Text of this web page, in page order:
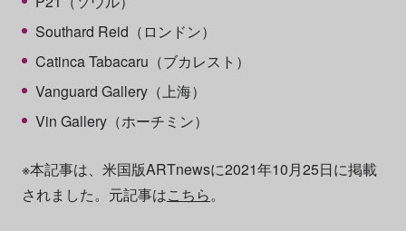
Southard Reid（ロンドン）
Catinca Tabacaru（ブカレスト）
Vanguard Gallery（上海）
Vin Gallery（ホーチミン）
※本記事は、米国版ARTnewsに2021年10月25日に掲載
されました。元記事はこちら。